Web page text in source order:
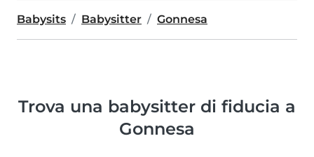
Babysits Babysitter Gonnesa
Trova una babysitter di fiducia a
Gonnesa